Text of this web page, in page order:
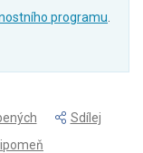
programu
Sdílej